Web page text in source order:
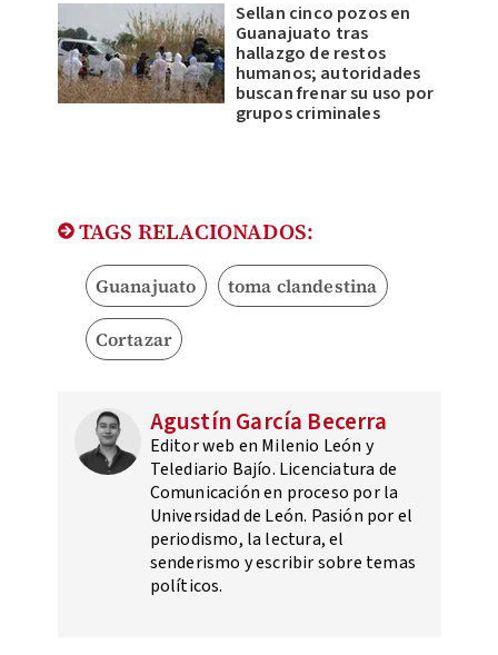
Sellan cinco pozos en
Guanajuato tras
hallazgo de restos
humanos; autoridades
buscan frenar su uso por
grupos criminales
TAGS RELACIONADOS:
Guanajuato toma clandestina
Cortazar
Agustín García Becerra
Editor web en Milenio León y
Telediario Bajío. Licenciatura de
Comunicación en proceso por la
Universidad de León. Pasión por el
periodismo, la lectura, el
senderismo y escribir sobre temas
políticos.